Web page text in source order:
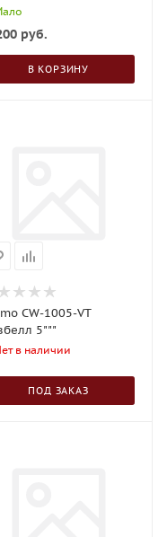
руб.
В КОРЗИНУ
CW-1005-VT
5"""
в наличии
ПОД ЗАКАЗ